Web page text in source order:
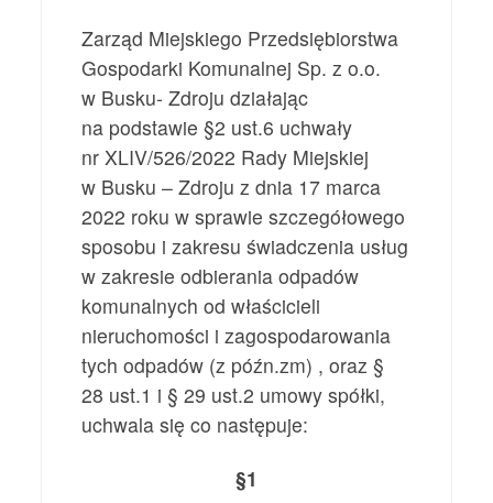
Zarząd Miejskiego Przedsiębiorstwa
Gospodarki Komunalnej Sp. z o.o.
w Busku- Zdroju działając
na podstawie §2 ust.6 uchwały
nr XLIV/526/2022 Rady Miejskiej
w Busku – Zdroju z dnia 17 marca
2022 roku w sprawie szczegółowego
sposobu i zakresu świadczenia usług
w zakresie odbierania odpadów
komunalnych od właścicieli
nieruchomości i zagospodarowania
tych odpadów (z późn.zm) , oraz §
28 ust.1 i § 29 ust.2 umowy spółki,
uchwala się co następuje:
§1